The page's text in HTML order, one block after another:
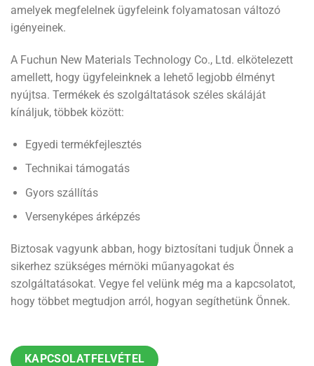
amelyek megfelelnek ügyfeleink folyamatosan változó
igényeinek.
A Fuchun New Materials Technology Co., Ltd. elkötelezett
amellett, hogy ügyfeleinknek a lehető legjobb élményt
nyújtsa. Termékek és szolgáltatások széles skáláját
kínáljuk, többek között:
Egyedi termékfejlesztés
Technikai támogatás
Gyors szállítás
Versenyképes árképzés
Biztosak vagyunk abban, hogy biztosítani tudjuk Önnek a
sikerhez szükséges mérnöki műanyagokat és
szolgáltatásokat. Vegye fel velünk még ma a kapcsolatot,
hogy többet megtudjon arról, hogyan segíthetünk Önnek.
KAPCSOLATFELVÉTEL